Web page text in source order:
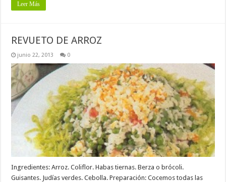
Leer Más
REVUETO DE ARROZ
junio 22, 2013 0
Ingredientes: Arroz. Coliflor. Habas tiernas. Berza o brócoli.
Guisantes. Judías verdes. Cebolla. Preparación: Cocemos todas las